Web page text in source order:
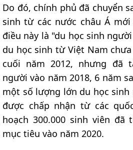
Do đó, chính phủ đã chuyển
sinh từ các nước châu Á
điều này là "du học sinh
du học sinh từ Việt Nam
cuối năm 2012, nhưng đã
người vào năm 2018, 6 năm
một số lượng lớn du học
được chấp nhận từ các
hoạch 300.000 sinh viên
mục tiêu vào năm 2020.